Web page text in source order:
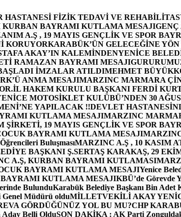
HASTANESİ FİZİK TEDAVİ VE
BAYRAMI KUTLAMA MESAJI
A.Ş , 19 MAYIS GENÇLİK VE SPOR
KORUYORKARABÜK’ÜN GELECEĞİNE
AKAY’IN KALEMİNDENYENİCE
RAMAZAN BAYRAMI MESAJI
İMZALAR ATILDIMEHMET
ANMA MESAJIMARZINC MARMARA
İL HAKEM KURULU BAŞKANI FERDİ
MOTOSİKLET KULÜBÜ’NDEN 30
YAPILACAK !!DEVLET
KUTLAMA MESAJIMARZINC
19 MAYIS GENÇLİK VE SPOR
BAYRAMI KUTLAMA MESAJI
BuluşmasıMARZINC A.Ş , 10 KASIM
BAŞKANI Ş.SERTAŞ KARAKAŞ, 29
A.Ş, KURBAN BAYRAMI KUTLAMASI
BAYRAMI KUTLAMA MESAJIYenice
KUTLAMA MESAJIKBÜ’de Görevde
BulunduKarabük Belediye Başkanı Bin Adet
Genel Müdürü olduMİLLETVEKİLİ AKAY
GÖRDÜĞÜNÜZ YOL BU MU?CHP
Belli OlduSON DAKİKA : AK Parti